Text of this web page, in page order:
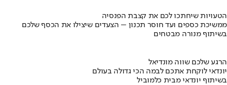
הטעויות שיחתכו לכם את קצבת הפנסיה
ממשיכת כספים ועד חוסר תכנון – הצעדים שיצילו את הכסף שלכם
בשיתוף מנורה מבטחים
הרגע שלכם שווה מונדיאל
יונדאי לוקחת אתכם לבמה הכי גדולה בעולם
בשיתוף יונדאי מבית כלמוביל